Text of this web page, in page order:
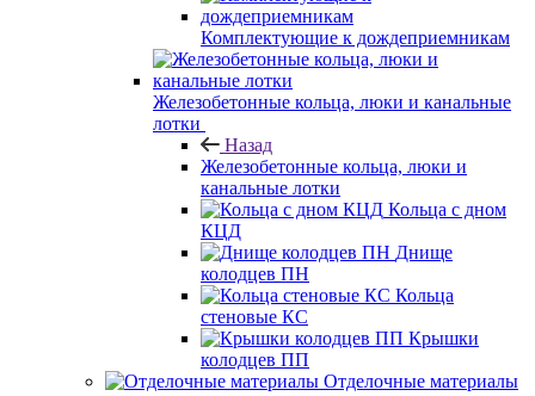
Комплектующие к дождеприемникам
Железобетонные кольца, люки и канальные
лотки
Назад
Железобетонные кольца, люки и
канальные лотки
Кольца с дном
КЦД
Днище
колодцев ПН
Кольца
стеновые КС
Крышки
колодцев ПП
Отделочные материалы